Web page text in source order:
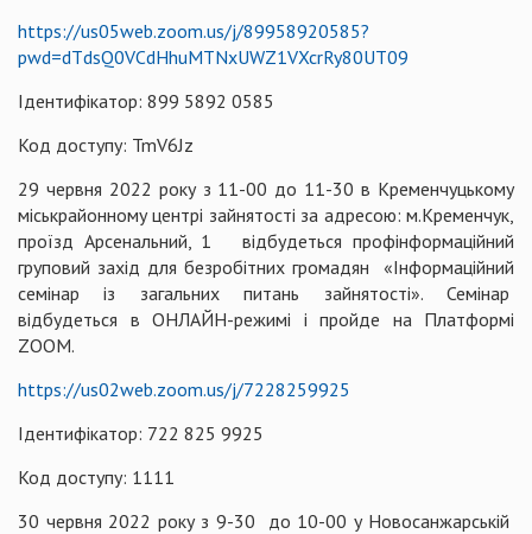
https://us05web.zoom.us/j/89958920585?
pwd=dTdsQ0VCdHhuMTNxUWZ1VXcrRy80UT09
Ідентифікатор: 899 5892 0585
Код доступу: TmV6Jz
29 червня 2022 року з 11-00 до 11-30 в Кременчуцькому
міськрайонному центрі зайнятості за адресою: м.Кременчук,
проїзд Арсенальний, 1 відбудеться профінформаційний
груповий захід для безробітних громадян «Інформаційний
семінар із загальних питань зайнятості». Семінар
відбудеться в ОНЛАЙН-режимі і пройде на Платформі
ZOOM.
https://us02web.zoom.us/j/7228259925
Ідентифікатор: 722 825 9925
Код доступу: 1111
30 червня 2022 року з 9-30 до 10-00 у Новосанжарській